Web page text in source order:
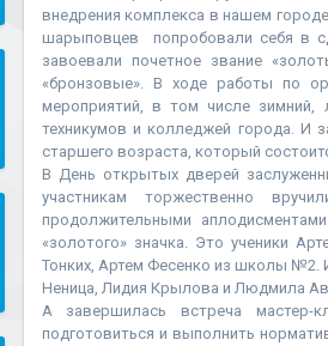
внедрения комплекса в нашем
шарыповцев попробовали себя в
завоевали почетное звание
«бронзовые». В ходе работы по
мероприятий, в том числе зимний,
техникумов и колледжей города. И
старшего возраста, который
В День открытых дверей
участникам торжественно
продолжительными
«золотого» значка. Это ученики
Тонких, Артем Фесенко из школы №2.
Неница, Лидия Крылова и Людмила
А завершилась встреча мастер-
подготовиться и выполнить